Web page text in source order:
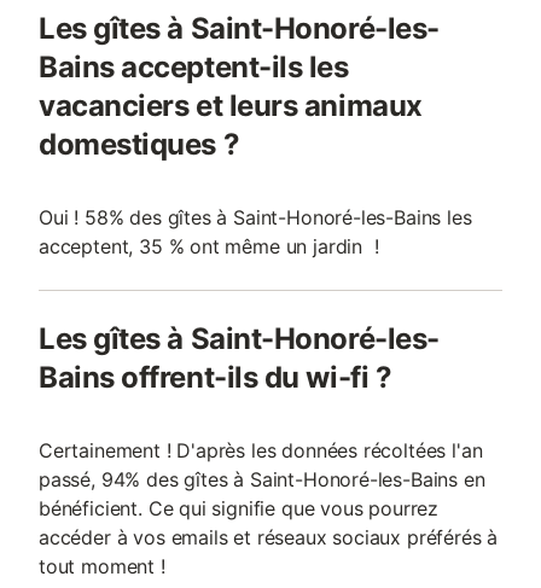
Les gîtes à Saint-Honoré-les-
Bains acceptent-ils les
vacanciers et leurs animaux
domestiques ?
Oui ! 58% des gîtes à Saint-Honoré-les-Bains les
acceptent, 35 % ont même un jardin !
Les gîtes à Saint-Honoré-les-
Bains offrent-ils du wi-fi ?
Certainement ! D'après les données récoltées l'an
passé, 94% des gîtes à Saint-Honoré-les-Bains en
bénéficient. Ce qui signifie que vous pourrez
accéder à vos emails et réseaux sociaux préférés à
tout moment !